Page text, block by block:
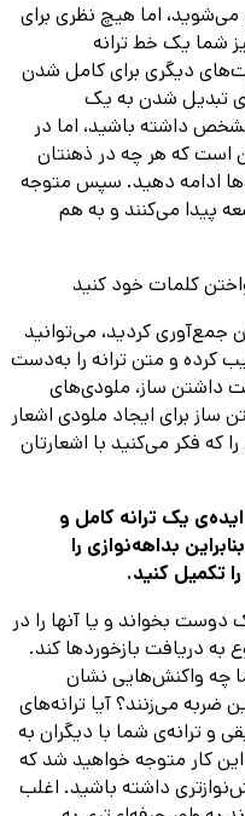
اما هیچ نظری برای
شما یک خط ترانه
دیگری برای کامل شدن
تبدیل شدن به یک
داشته باشید، اما در
است که هر چه در ذهنتان
ادامه دهید. سپس متوجه
پیدا می‌کنند و به هم
کلمات خود کنید
جمع‌آوری کردید، می‌توانید
کرده و متن ترانه را به‌دست
داشتن ساز، ملودی‌های
ساز برای ایجاد ملودی اشعار
که فکر می‌کنید با اشعارتان
یک ترانه کامل و
بداهه‌نوازی را
تکمیل کنید.
دوست بخواند و یا آنها را در
به دریافت بازخوردها کند.
چه واکنش‌هایی نشان
ضربه می‌زنند؟ آیا ترانه‌های
و ترانه‌ی شما با دیگران به
کار متوجه خواهید شد که
داشته باشید. اغلب